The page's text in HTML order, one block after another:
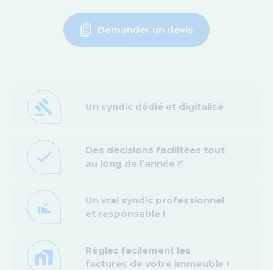
Demander un devis
gavel Un syndic dédié et digitalisé
check
Des décisions facilitées tout
au long de l’année !*
approval_delegation
Un vrai syndic professionnel
et responsable !
home_work
Réglez facilement les
factures de votre immeuble !